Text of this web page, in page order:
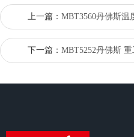
上一篇： MBT3560丹佛斯温
下一篇： MBT5252丹佛斯